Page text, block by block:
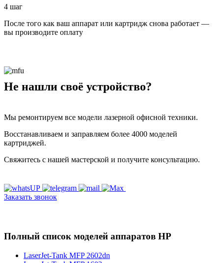
4 шаг
После того как ваш аппарат или картридж снова работает —
вы производите оплату
Не нашли своё устройство?
Мы ремонтируем все модели лазерной офисной техники.
Восстанавливаем и заправляем более 4000 моделей
картриджей.
Свяжитесь с нашей мастерской и получите консультацию.
Заказать звонок
Полный список моделей аппаратов HP
LaserJet-Tank MFP 2602dn